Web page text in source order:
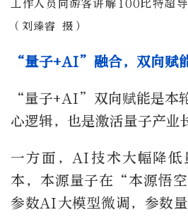
工作人员向游客讲解100比特超
（刘臻睿 摄）
“量子+AI”融合，双向赋
“量子+AI”双向赋能是本
心逻辑，也是激活量子产业
一方面，AI技术大幅降低
本，本源量子在“本源悟
参数AI大模型微调，参数